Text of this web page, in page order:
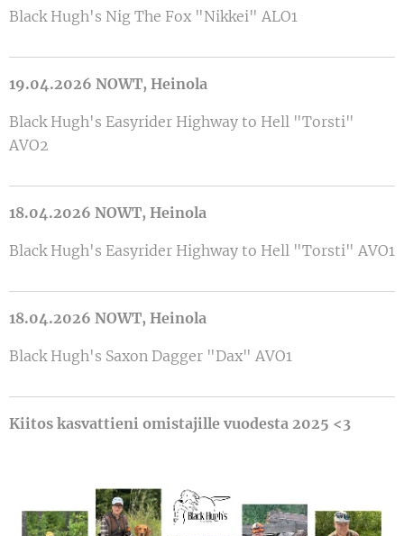
Black Hugh's Nig The Fox "Nikkei" ALO1
19.04.2026 NOWT, Heinola
Black Hugh's Easyrider Highway to Hell "Torsti"
AVO2
18.04.2026 NOWT, Heinola
Black Hugh's Easyrider Highway to Hell "Torsti" AVO1
18.04.2026 NOWT, Heinola
Black Hugh's Saxon Dagger "Dax" AVO1
Kiitos kasvattieni omistajille vuodesta 2025 <3